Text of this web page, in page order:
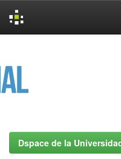
Dspace de la